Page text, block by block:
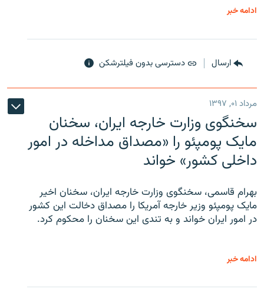
ادامه خبر
ارسال دسترسی بدون فیلترشکن
مرداد ۰۱, ۱۳۹۷
سخنگوی وزارت خارجه ایران، سخنان
مایک پومپئو را «مصداق مداخله در امور
داخلی کشور» خواند
بهرام قاسمی، سخنگوی وزارت خارجه ایران، سخنان اخیر
مایک پومپئو وزیر خارجه آمریکا را مصداق دخالت این کشور
در امور ایران خواند و به تندی این سخنان را محکوم کرد.
ادامه خبر